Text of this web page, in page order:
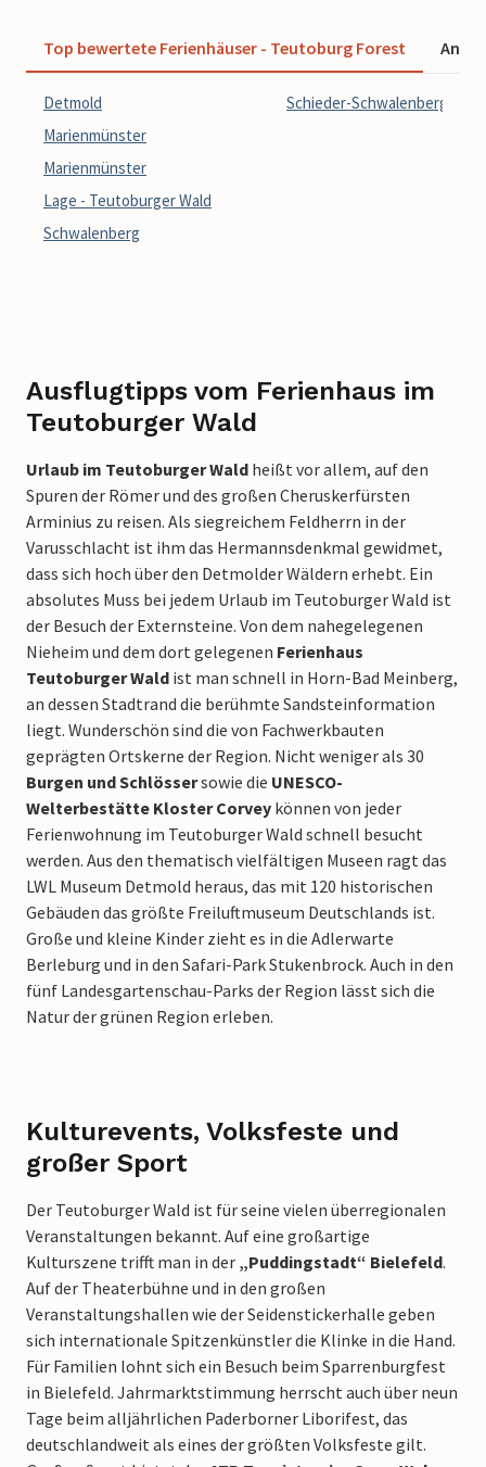
Top bewertete Ferienhäuser - Teutoburg Forest
Detmold
Marienmünster
Marienmünster
Lage - Teutoburger Wald
Schwalenberg
Schieder-Schwalenberg
Ausflugtipps vom Ferienhaus im
Teutoburger Wald
Urlaub im Teutoburger Wald heißt vor allem, auf den
Spuren der Römer und des großen Cheruskerfürsten
Arminius zu reisen. Als siegreichem Feldherrn in der
Varusschlacht ist ihm das Hermannsdenkmal gewidmet,
dass sich hoch über den Detmolder Wäldern erhebt. Ein
absolutes Muss bei jedem Urlaub im Teutoburger Wald ist
der Besuch der Externsteine. Von dem nahegelegenen
Nieheim und dem dort gelegenen Ferienhaus
Teutoburger Wald ist man schnell in Horn-Bad Meinberg,
an dessen Stadtrand die berühmte Sandsteinformation
liegt. Wunderschön sind die von Fachwerkbauten
geprägten Ortskerne der Region. Nicht weniger als 30
Burgen und Schlössersowie die UNESCO-
Welterbestätte Kloster Corvey können von jeder
Ferienwohnung im Teutoburger Wald schnell besucht
werden. Aus den thematisch vielfältigen Museen ragt das
LWL Museum Detmold heraus, das mit 120 historischen
Gebäuden das größte Freiluftmuseum Deutschlands ist.
Große und kleine Kinder zieht es in die Adlerwarte
Berleburg und in den Safari-Park Stukenbrock. Auch in den
fünf Landesgartenschau-Parks der Region lässt sich die
Natur der grünen Region erleben.
Kulturevents, Volksfeste und
großer Sport
Der Teutoburger Wald ist für seine vielen überregionalen
Veranstaltungen bekannt. Auf eine großartige
Kulturszene trifft man in der „Puddingstadt“ Bielefeld.
Auf der Theaterbühne und in den großen
Veranstaltungshallen wie der Seidenstickerhalle geben
sich internationale Spitzenkünstler die Klinke in die Hand.
Für Familien lohnt sich ein Besuch beim Sparrenburgfest
in Bielefeld. Jahrmarktstimmung herrscht auch über neun
Tage beim alljährlichen Paderborner Liborifest, das
deutschlandweit als eines der größten Volksfeste gilt.